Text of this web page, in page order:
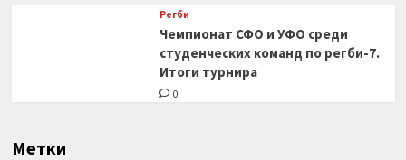
Регби
Чемпионат СФО и УФО среди
студенческих команд по регби-7.
Итоги турнира
0
Метки